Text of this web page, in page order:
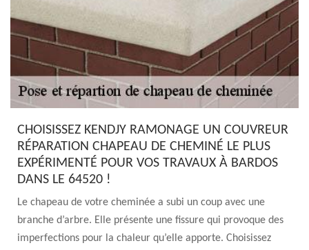
CHOISISSEZ KENDJY RAMONAGE UN COUVREUR
RÉPARATION CHAPEAU DE CHEMINÉ LE PLUS
EXPÉRIMENTÉ POUR VOS TRAVAUX À BARDOS
DANS LE 64520 !
Le chapeau de votre cheminée a subi un coup avec une
branche d’arbre. Elle présente une fissure qui provoque des
imperfections pour la chaleur qu’elle apporte. Choisissez